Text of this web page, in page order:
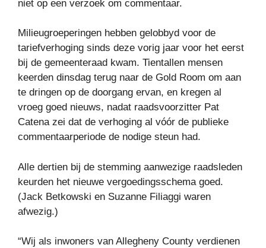
niet op een verzoek om commentaar.
Milieugroeperingen hebben gelobbyd voor de
tariefverhoging sinds deze vorig jaar voor het eerst
bij de gemeenteraad kwam. Tientallen mensen
keerden dinsdag terug naar de Gold Room om aan
te dringen op de doorgang ervan, en kregen al
vroeg goed nieuws, nadat raadsvoorzitter Pat
Catena zei dat de verhoging al vóór de publieke
commentaarperiode de nodige steun had.
Alle dertien bij de stemming aanwezige raadsleden
keurden het nieuwe vergoedingsschema goed.
(Jack Betkowski en Suzanne Filiaggi waren
afwezig.)
“Wij als inwoners van Allegheny County verdienen